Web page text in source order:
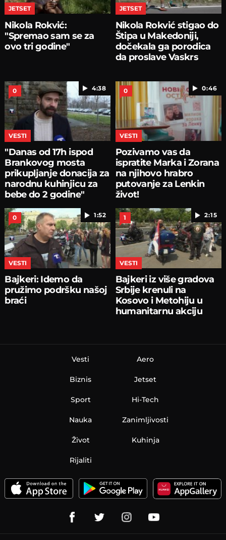
JETSET
Nikola Rokvić:
"Spremao sam se za
ovo tri godine"
JETSET
Nikola Rokvić stigao do
Štipa u Makedoniji,
dočekala ga porodica
da proslave Vaskrs
4:38
0
VESTI
"Danas od 17h ispod
Brankovog mosta
prikupljanje donacija za
narodnu kuhinjicu za
bebe do 2 godine"
0:46
0
VESTI
Pozivamo vas da
ispratite Marka i Zorana
na njihovo hrabro
putovanje za Lenkin
život!
1:52
0
VESTI
Bajkeri: Idemo da
pružimo podršku našoj
braći
2:15
1
VESTI
Bajkeri iz više gradova
Srbije krenuli na
Kosovo i Metohiju u
humanitarnu akciju
Vesti
Biznis
Sport
Nauka
Aero
Jetset
Hi-Tech
Zanimljivosti
Život Kuhinja
Rijaliti